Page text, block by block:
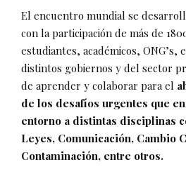
El encuentro mundial se
con la participación de más de
estudiantes, académicos, ONG’s,
distintos gobiernos y del sector
de aprender y colaborar para el
de los desafíos urgentes que
entorno a distintas disciplinas
Leyes, Comunicación, Cambio
Contaminación, entre otros.